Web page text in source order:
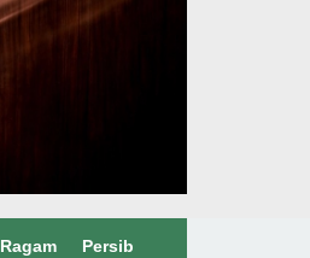
Ragam
Persib